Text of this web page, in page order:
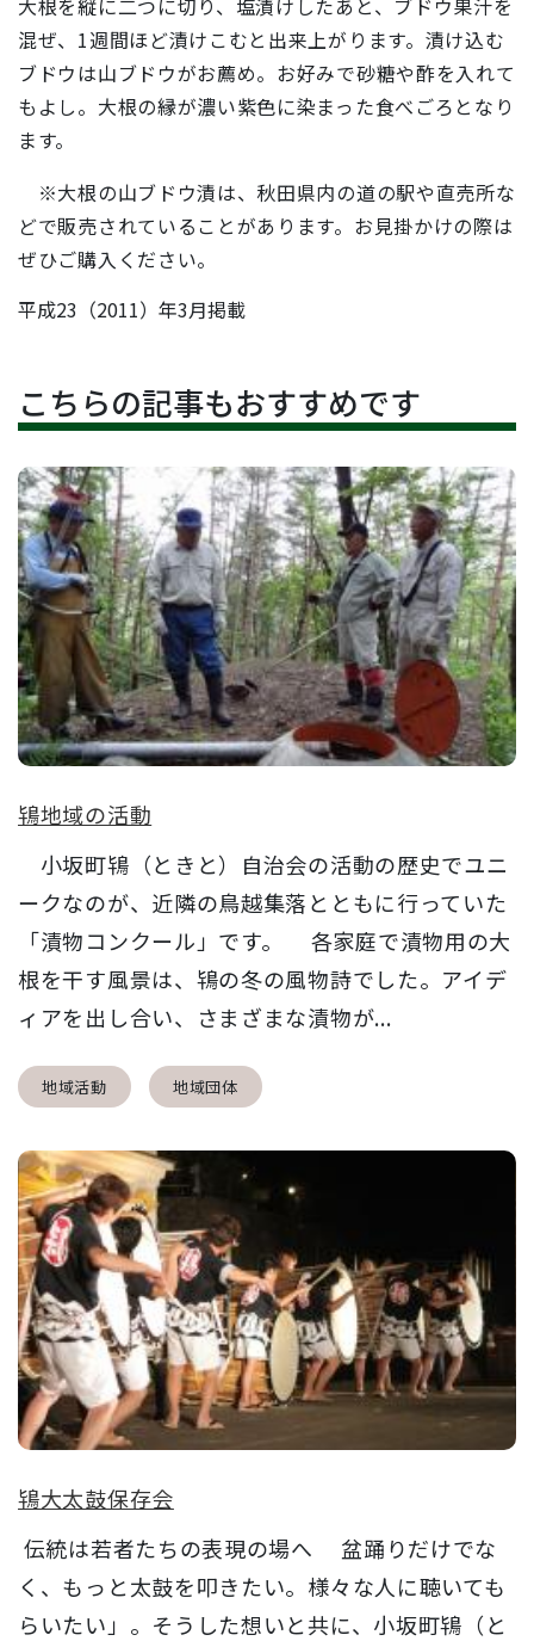
大根を縦に二つに切り、塩漬けしたあと、ブドウ果汁を
混ぜ、1週間ほど漬けこむと出来上がります。漬け込む
ブドウは山ブドウがお薦め。お好みで砂糖や酢を入れて
もよし。大根の縁が濃い紫色に染まった食べごろとなり
ます。
※大根の山ブドウ漬は、秋田県内の道の駅や直売所な
どで販売されていることがあります。お見掛かけの際は
ぜひご購入ください。
平成23（2011）年3月掲載
こちらの記事もおすすめです
鴇地域の活動
小坂町鴇（ときと）自治会の活動の歴史でユニ
ークなのが、近隣の鳥越集落とともに行っていた
「漬物コンクール」です。 各家庭で漬物用の大
根を干す風景は、鴇の冬の風物詩でした。アイデ
ィアを出し合い、さまざまな漬物が...
地域活動 地域団体
鴇大太鼓保存会
伝統は若者たちの表現の場へ 盆踊りだけでな
く、もっと太鼓を叩きたい。様々な人に聴いても
らいたい」。そうした想いと共に、小坂町鴇（と